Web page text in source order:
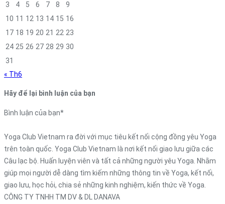
3
4 5 6 7 8
9
10 11 12 13 14 15 16
17 18 19 20 21 22 23
24 25 26 27 28 29 30
31
« Th6
Hãy để lại bình luận của bạn
Bình luận của bạn*
Yoga Club Vietnam ra đời với mục tiêu kết nối cộng đồng yêu Yoga
trên toàn quốc. Yoga Club Vietnam là nơi kết nối giao lưu giữa các
Câu lạc bộ. Huấn luyện viên và tất cả những người yêu Yoga. Nhằm
giúp mọi người dễ dàng tìm kiếm những thông tin về Yoga, kết nối,
giao lưu, học hỏi, chia sẻ những kinh nghiệm, kiến thức về Yoga.
CÔNG TY TNHH TM DV & DL DANAVA